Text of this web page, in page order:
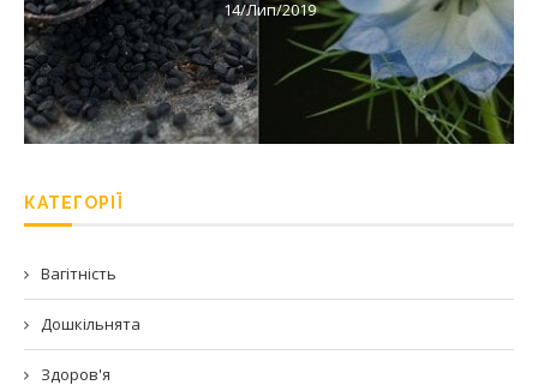
14/Лип/2019
КАТЕГОРІЇ
Вагітність
Дошкільнята
Здоров'я